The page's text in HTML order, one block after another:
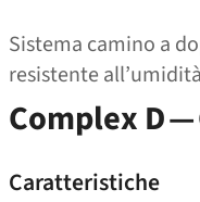
Sistema camino a
resistente all’umidità
Complex D
Caratteristiche